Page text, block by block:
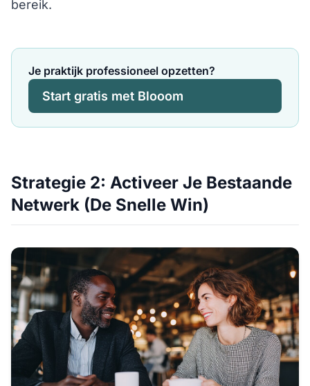
bereik.
Je praktijk professioneel opzetten?
Start gratis met Blooom
Strategie 2: Activeer Je Bestaande
Netwerk (De Snelle Win)